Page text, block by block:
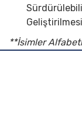
Geliştirilmesi
**İsimler